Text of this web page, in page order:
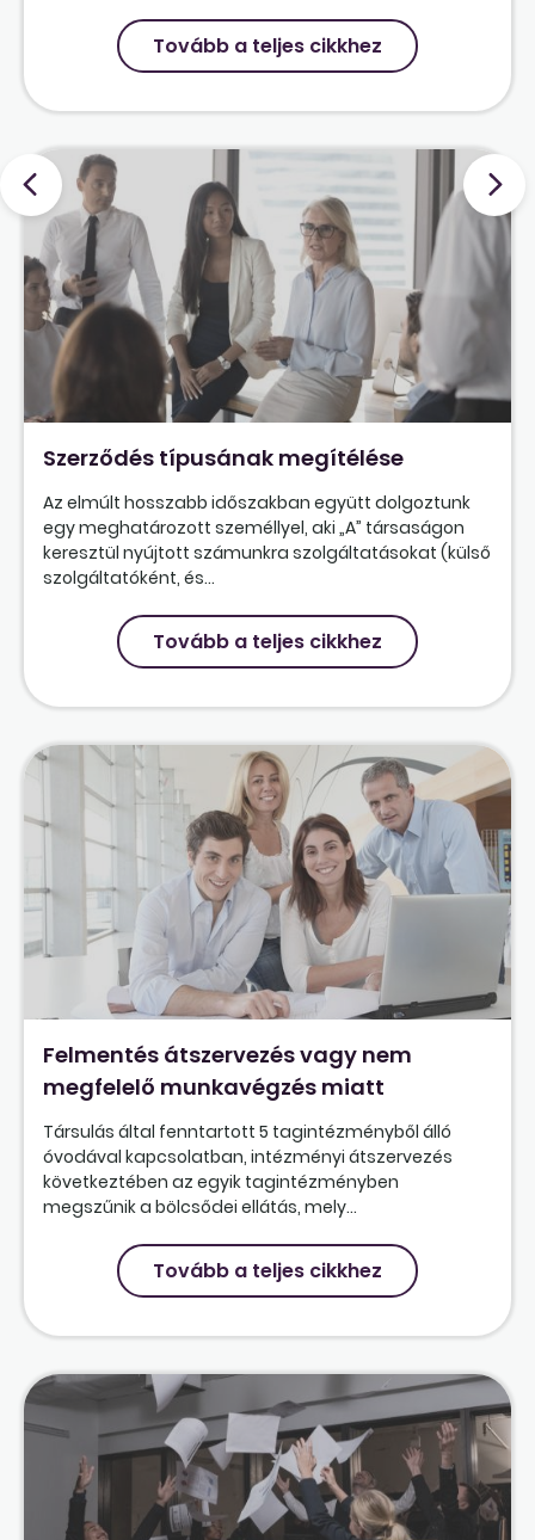
Tovább a teljes cikkhez
Szerződés típusának megítélése
Az elmúlt hosszabb időszakban együtt dolgoztunk
egy meghatározott személlyel, aki „A” társaságon
keresztül nyújtott számunkra szolgáltatásokat (külső
szolgáltatóként, és...
Tovább a teljes cikkhez
Felmentés átszervezés vagy nem
megfelelő munkavégzés miatt
Társulás által fenntartott 5 tagintézményből álló
óvodával kapcsolatban, intézményi átszervezés
következtében az egyik tagintézményben
megszűnik a bölcsődei ellátás, mely...
Tovább a teljes cikkhez